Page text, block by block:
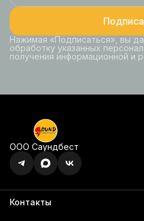
Нажимая «Подписаться», вы
обработку указанных
получения информационной и
ООО Саундбест
Контакты